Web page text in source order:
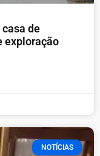
de
exploração
NOTÍCIAS